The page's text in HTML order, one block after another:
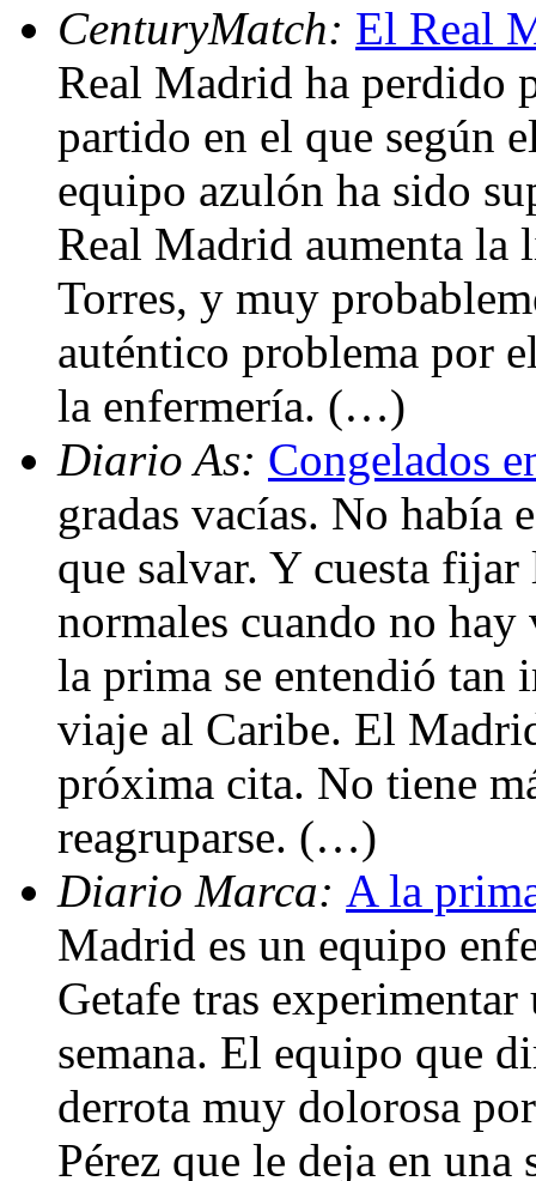
CenturyMatch: El Real
Real Madrid ha perdido
partido en el que según
equipo azulón ha sido
Real Madrid aumenta la
Torres, y muy
auténtico problema por
la enfermería. (…)
Diario As: Congelados
gradas vacías. No había
que salvar. Y cuesta
normales cuando no
la prima se entendió tan
viaje al Caribe. El
próxima cita. No tiene
reagruparse. (…)
Diario Marca: A la
Madrid es un equipo
Getafe tras
semana. El equipo que
derrota muy dolorosa
Pérez que le deja en